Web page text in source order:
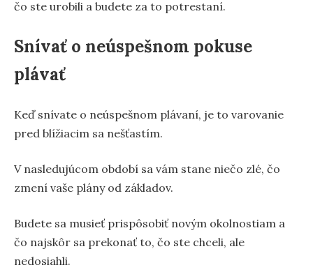
čo ste urobili a budete za to potrestaní.
Snívať o neúspešnom pokuse
plávať
Keď snívate o neúspešnom plávaní, je to varovanie
pred blížiacim sa nešťastím.
V nasledujúcom období sa vám stane niečo zlé, čo
zmení vaše plány od základov.
Budete sa musieť prispôsobiť novým okolnostiam a
čo najskôr sa prekonať to, čo ste chceli, ale
nedosiahli.